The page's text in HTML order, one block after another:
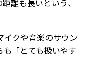
離も長いという、
イクや音楽のサウン
も「とても扱いやす